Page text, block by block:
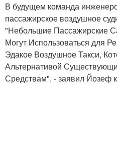
В будущем команда
пассажирское воздушное
"Небольшие Пассажирские
Могут Использоваться для
Эдакое Воздушное Такси,
Альтернативой
Средствам", - заявил Йозеф